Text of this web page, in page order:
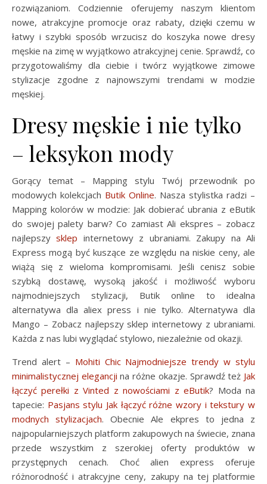
rozwiązaniom. Codziennie oferujemy naszym klientom
nowe, atrakcyjne promocje oraz rabaty, dzięki czemu w
łatwy i szybki sposób wrzucisz do koszyka nowe dresy
męskie na zimę w wyjątkowo atrakcyjnej cenie. Sprawdź, co
przygotowaliśmy dla ciebie i twórz wyjątkowe zimowe
stylizacje zgodne z najnowszymi trendami w modzie
męskiej.
Dresy męskie i nie tylko
– leksykon mody
Gorący temat – Mapping stylu Twój przewodnik po
modowych kolekcjach Butik Online. Nasza stylistka radzi –
Mapping kolorów w modzie: Jak dobierać ubrania z eButik
do swojej palety barw? Co zamiast Ali ekspres – zobacz
najlepszysklep internetowy z ubraniami. Zakupy na Ali
Express mogą być kuszące ze względu na niskie ceny, ale
wiążą się z wieloma kompromisami. Jeśli cenisz sobie
szybką dostawę, wysoką jakość i możliwość wyboru
najmodniejszych stylizacji, Butik online to idealna
alternatywa dla aliex press i nie tylko. Alternatywa dla
Mango – Zobacz najlepszy sklep internetowy z ubraniami.
Każda z nas lubi wyglądać stylowo, niezależnie od okazji.
Trend alert – Mohiti Chic Najmodniejsze trendy w stylu
minimalistycznej elegancji na różne okazje. Sprawdź też Jak
łączyć perełki z Vinted z nowościami z eButik? Moda na
tapecie: Pasjans stylu Jak łączyć różne wzory i tekstury w
modnych stylizacjach. Obecnie Ale ekpres to jedna z
najpopularniejszych platform zakupowych na świecie, znana
przede wszystkim z szerokiej oferty produktów w
przystępnych cenach. Choć alien express oferuje
różnorodność i atrakcyjne ceny, zakupy na tej platformie